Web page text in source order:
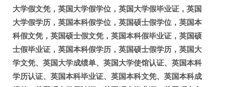
大学假文凭，英国大学假学位，英国大学假毕业证，英国
大学假学历，英国本科假学位，英国硕士假学位，英国本
科假文凭，英国硕士假文凭，英国本科假毕业证，英国硕
士假毕业证，英国本科假学历，英国硕士假学历，英国大
学文凭、英国大学成绩单、英国大学使馆认证、英国本科
学历认证、英国本科毕业证、英国本科文凭、英国本科成